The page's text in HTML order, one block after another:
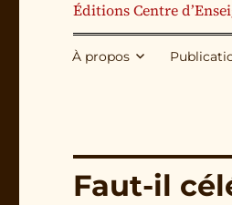
Éditions Centre
À propos
Faut-il